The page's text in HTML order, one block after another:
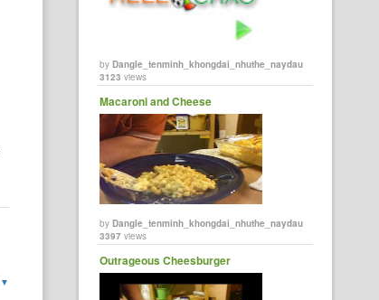
▼
byDangle_tenminh_khongdai_nhuthe_naydau
3123 views
Macaroni and Cheese
byDangle_tenminh_khongdai_nhuthe_naydau
3397 views
Outrageous Cheesburger